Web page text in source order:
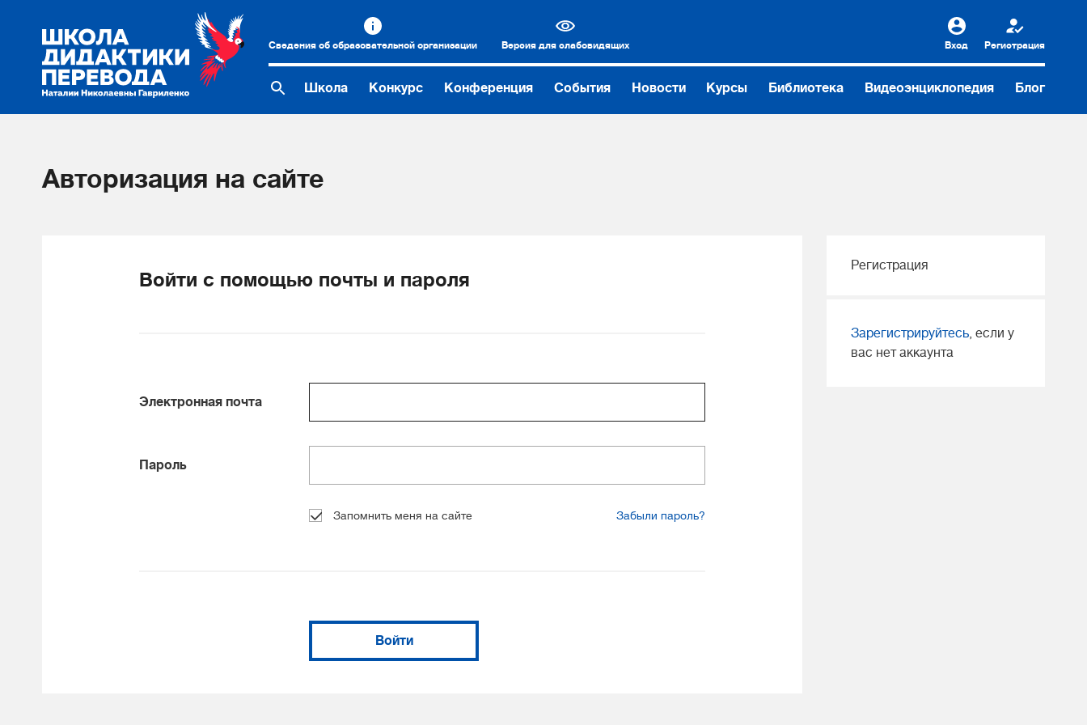
Сведения об образовательной организации Версия для слабовидящих Вход Регистрация
Школа Конкурс Конференция События Новости Курсы Библиотека Видеоэнциклопедия Блог
Авторизация на сайте
Войти с помощью почты и пароля
Электронная почта
Пароль
Запомнить меня на сайте Забыли пароль?
Войти
Регистрация
Зарегистрируйтесь, если у
вас нет аккаунта